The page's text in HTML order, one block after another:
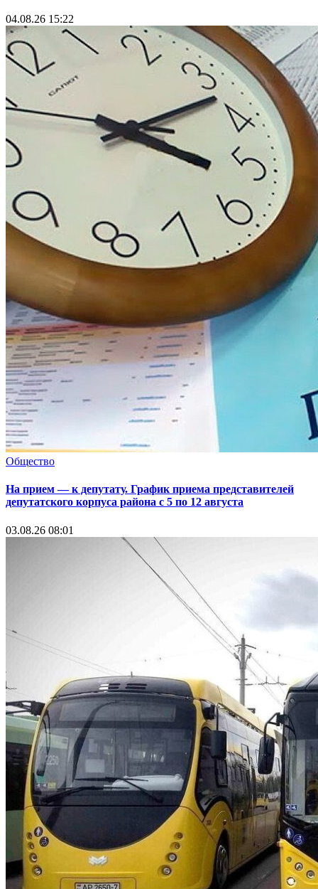
04.08.26 15:22
Общество
На прием — к депутату. График приема представителей
депутатского корпуса района с 5 по 12 августа
03.08.26 08:01